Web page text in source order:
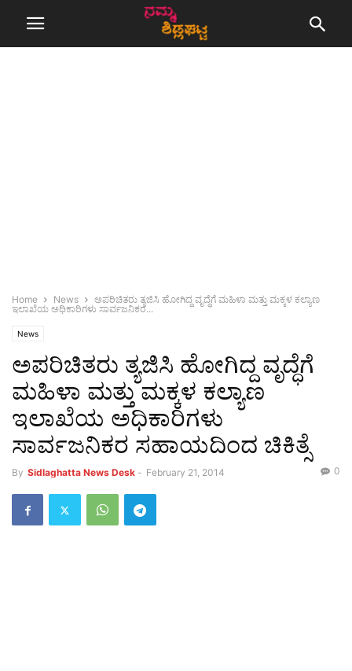
Home News
ಅಪರಿಚಿತರು ತ್ಯಜಿಸಿ ಹೋಗಿದ್ದ ವೃದ್ಧೆಗೆ ಮಹಿಳಾ ಮತ್ತು ಮಕ್ಕಳ ಕಲ್ಯಾಣ
ಇಲಾಖೆಯ ಅಧಿಕಾರಿಗಳು ಸಾರ್ವಜನಿಕರ...
News
ಅಪರಿಚಿತರು ತ್ಯಜಿಸಿ ಹೋಗಿದ್ದ ವೃದ್ಧೆಗೆ
ಮಹಿಳಾ ಮತ್ತು ಮಕ್ಕಳ ಕಲ್ಯಾಣ
ಇಲಾಖೆಯ ಅಧಿಕಾರಿಗಳು
ಸಾರ್ವಜನಿಕರ ಸಹಾಯದಿಂದ ಚಿಕಿತ್ಸೆ
By Sidlaghatta News Desk - February 21, 2014 0